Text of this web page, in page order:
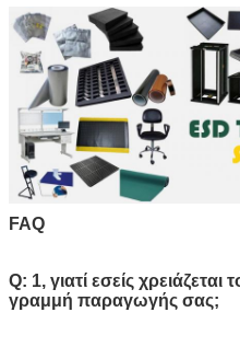
FAQ
Q: 1, γιατί εσείς
γραμμή παραγωγής σας;